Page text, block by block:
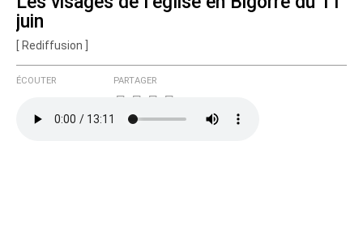
juin
[ Rediffusion ]
ÉCOUTER PARTAGER